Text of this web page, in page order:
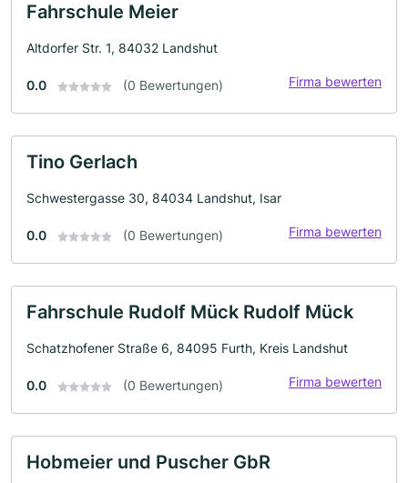
Fahrschule Meier
Altdorfer Str. 1, 84032 Landshut
0.0 (0 Bewertungen) Firma bewerten
Tino Gerlach
Schwestergasse 30, 84034 Landshut, Isar
0.0 (0 Bewertungen) Firma bewerten
Fahrschule Rudolf Mück Rudolf Mück
Schatzhofener Straße 6, 84095 Furth, Kreis Landshut
0.0 (0 Bewertungen) Firma bewerten
Hobmeier und Puscher GbR